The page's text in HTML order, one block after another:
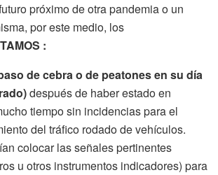
próximo de otra pandemia o un
por este medio, los
:
de cebra o de peatones en su día
después de haber estado en
tiempo sin incidencias para el
del tráfico rodado de vehículos.
colocar las señales pertinentes
u otros instrumentos indicadores) para